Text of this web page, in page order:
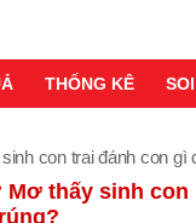
THỐNG KÊ
con trai đánh con gì
Mơ thấy sinh con